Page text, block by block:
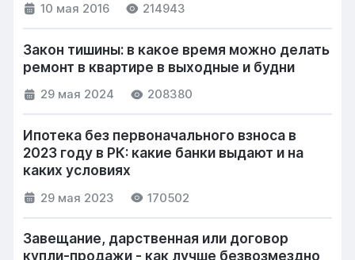
10 мая 2016 214943
Закон тишины: в какое время можно делать
ремонт в квартире в выходные и будни
29 мая 2024 208380
Ипотека без первоначального взноса в
2023 году в РК: какие банки выдают и на
каких условиях
29 мая 2023 170502
Завещание, дарственная или договор
купли-продажи - как лучше безвозмездно